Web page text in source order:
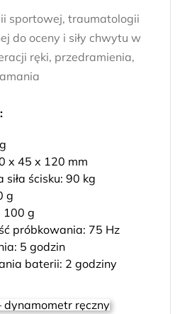
sportowej, traumatologii
do oceny i siły chwytu w
ręki, przedramienia,
x 45 x 120 mm
siła ścisku: 90 kg
g
100 g
próbkowania: 75 Hz
5 godzin
baterii: 2 godziny